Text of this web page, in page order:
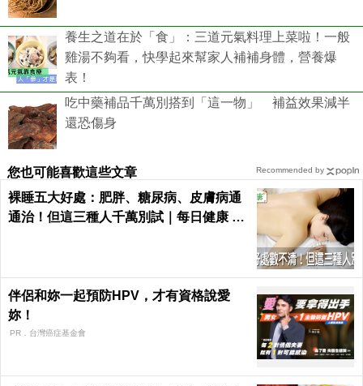
養生之道在於「食」：三道元氣料理上菜啦！一般
雞湯不夠看，快學起來幫家人補補身體，營養爆
表！
吃中藥補品千萬別搭到「這一物」 補益效果減半
還恐傷身
您也可能喜歡這些文章
裸睡五大好處：肥胖、糖尿病、皮膚病通
通治！但這三種人千萬別試｜每日健康 He
伴侶和妳一起預防HPV，才有資格說愛
妳！
PR．台灣癌症基金會
Recommended by